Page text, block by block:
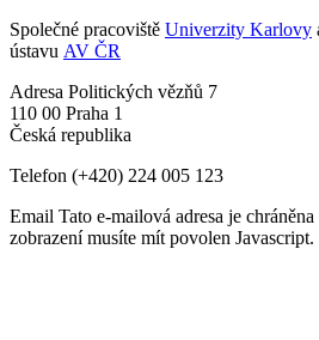
Společné pracoviště Univerzity Karlovy
ústavu AV ČR
Adresa Politických vězňů 7
110 00 Praha 1
Česká republika
Telefon (+420) 224 005 123
Email Tato e-mailová adresa je
zobrazení musíte mít povolen Javascript.